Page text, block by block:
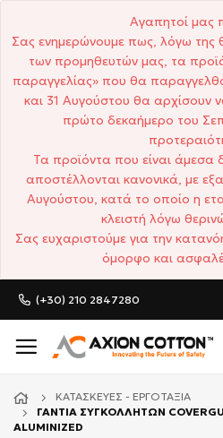
Αγαπητοί μας
Σας ενημερώνουμε πως, λόγω της
των προμηθευτών μας, τα
παραγγελίας» που θα
και 31 Αυγούστου θα αρχίσουν
πρώτο δεκαήμερο του
Τα προϊόντα που είναι άμεσα
αποστέλλονται κανονικά, με
Αυγούστου, κατά το οποίο η
κλειστή λόγω
Σας ευχαριστούμε για την
όμορφο και
(+30) 210 2847280
ΚΑΤΑΣΚΕΥΈΣ - ΕΡΓΟΤΆΞΙΑ
ΓΑΝΤΙΑ ΣΥΓΚΟΛΛΗΤΩΝ
ALUMINIZED